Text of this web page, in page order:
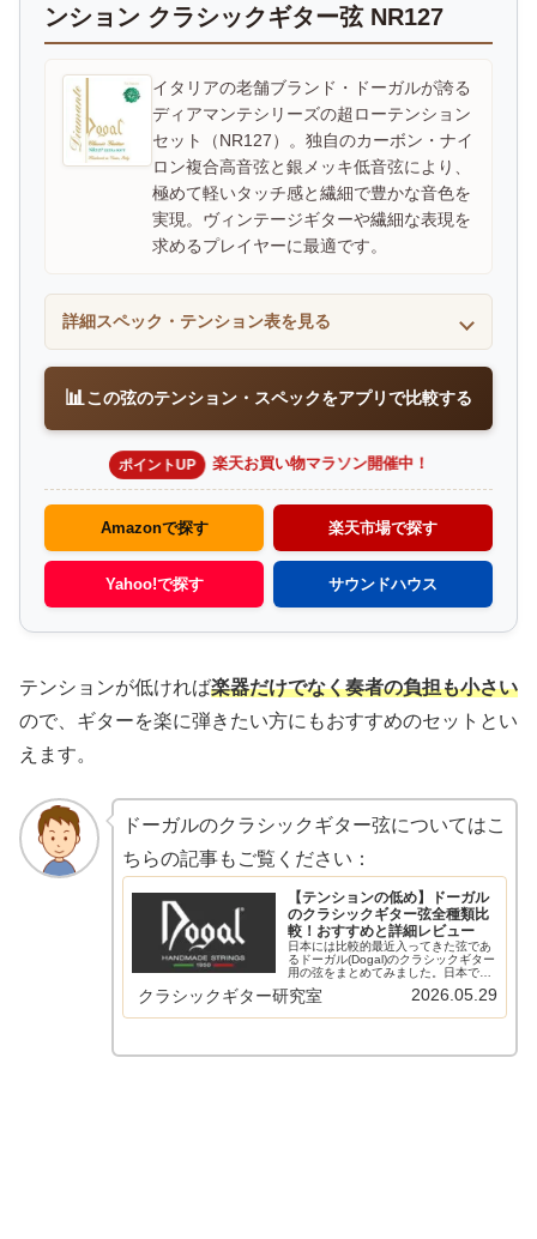
ンション クラシックギター弦 NR127
イタリアの老舗ブランド・ドーガルが誇る
ディアマンテシリーズの超ローテンション
セット（NR127）。独自のカーボン・ナイ
ロン複合高音弦と銀メッキ低音弦により、
極めて軽いタッチ感と繊細で豊かな音色を
実現。ヴィンテージギターや繊細な表現を
求めるプレイヤーに最適です。
詳細スペック・テンション表を見る
📊この弦のテンション・スペックをアプリで比較する
ポイントUP 楽天お買い物マラソン開催中！
Amazonで探す 楽天市場で探す
Yahoo!で探す サウンドハウス
テンションが低ければ楽器だけでなく奏者の負担も小さい
ので、ギターを楽に弾きたい方にもおすすめのセットとい
えます。
ドーガルのクラシックギター弦についてはこ
ちらの記事もご覧ください：
【テンションの低め】ドーガル
のクラシックギター弦全種類比
較！おすすめと詳細レビュー
日本には比較的最近入ってきた弦であ
るドーガル(Dogal)のクラシックギター
用の弦をまとめてみました。日本では
ディアマンテ(Diamante)とマエストラ
ーレ(Maestrale)しか入ってきていませ
クラシックギター研究室 2026.05.29